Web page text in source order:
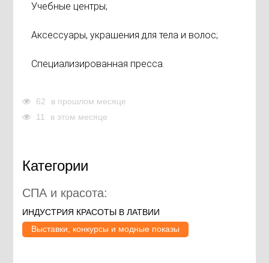
Учебные центры;
Аксессуары, украшения для тела и волос;
Специализированная пресса.
62
в прошлом месяце
11
в этом месяце
Категории
СПА и красота:
ИНДУСТРИЯ КРАСОТЫ В ЛАТВИИ
Выставки, конкурсы и модные показы